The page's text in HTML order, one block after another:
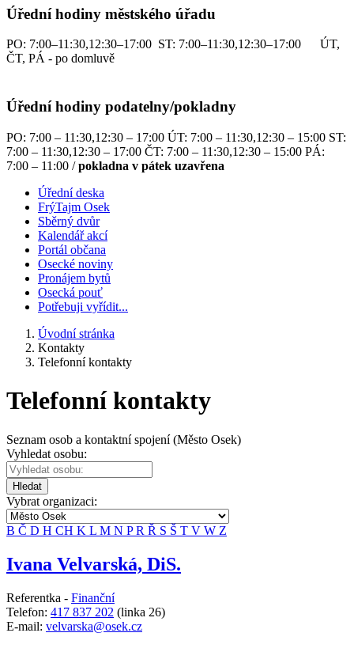
Úřední hodiny městského úřadu
PO: 7:00–11:30,12:30–17:00 ST: 7:00–11:30,12:30–17:00 ÚT,
ČT, PÁ - po domluvě
Úřední hodiny podatelny/pokladny
PO: 7:00 – 11:30,12:30 – 17:00 ÚT: 7:00 – 11:30,12:30 – 15:00 ST:
7:00 – 11:30,12:30 – 17:00 ČT: 7:00 – 11:30,12:30 – 15:00 PÁ:
7:00 – 11:00 /pokladna v pátek uzavřena
Úřední deska
FrýTajm Osek
Sběrný dvůr
Kalendář akcí
Portál občana
Osecké noviny
Pronájem bytů
Osecká pouť
Potřebuji vyřídit...
Úvodní stránka
Kontakty
Telefonní kontakty
Telefonní kontakty
Seznam osob a kontaktní spojení (Město Osek)
Vyhledat osobu:
Hledat
Vybrat organizaci:
B Č D H CH K L M N PR Ř S Š T V W Z
Ivana Velvarská, DiS.
Referentka - Finanční
Telefon: 417 837 202 (linka 26)
E-mail: velvarska@osek.cz